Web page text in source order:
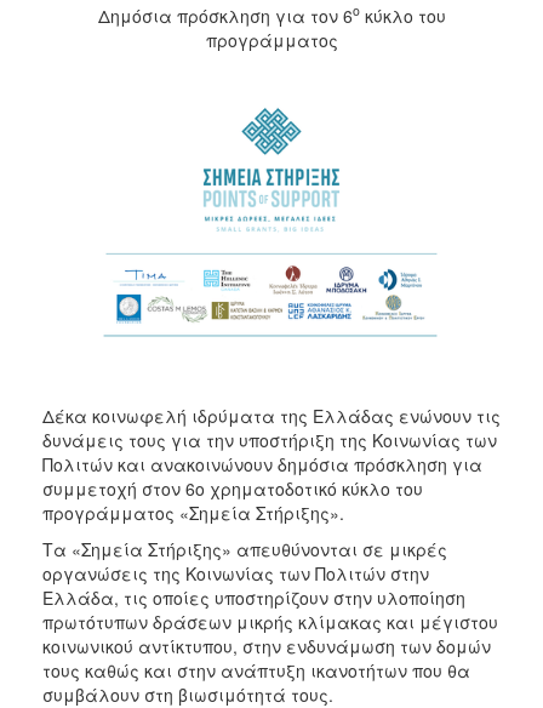
Δημόσια πρόσκληση για τον 6οκύκλο του
προγράμματος
Δέκα κοινωφελή ιδρύματα της Ελλάδας ενώνουν τις
δυνάμεις τους για την υποστήριξη της Κοινωνίας των
Πολιτών και ανακοινώνουν δημόσια πρόσκληση για
συμμετοχή στον 6ο χρηματοδοτικό κύκλο του
προγράμματος «Σημεία Στήριξης».
Τα «Σημεία Στήριξης» απευθύνονται σε μικρές
οργανώσεις της Κοινωνίας των Πολιτών στην
Ελλάδα, τις οποίες υποστηρίζουν στην υλοποίηση
πρωτότυπων δράσεων μικρής κλίμακας και μέγιστου
κοινωνικού αντίκτυπου, στην ενδυνάμωση των δομών
τους καθώς και στην ανάπτυξη ικανοτήτων που θα
συμβάλουν στη βιωσιμότητά τους.